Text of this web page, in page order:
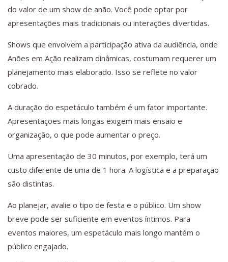
do valor de um show de anão. Você pode optar por
apresentações mais tradicionais ou interações divertidas.
Shows que envolvem a participação ativa da audiência, onde
Anões em Ação realizam dinâmicas, costumam requerer um
planejamento mais elaborado. Isso se reflete no valor
cobrado.
A duração do espetáculo também é um fator importante.
Apresentações mais longas exigem mais ensaio e
organização, o que pode aumentar o preço.
Uma apresentação de 30 minutos, por exemplo, terá um
custo diferente de uma de 1 hora. A logística e a preparação
são distintas.
Ao planejar, avalie o tipo de festa e o público. Um show
breve pode ser suficiente em eventos íntimos. Para
eventos maiores, um espetáculo mais longo mantém o
público engajado.